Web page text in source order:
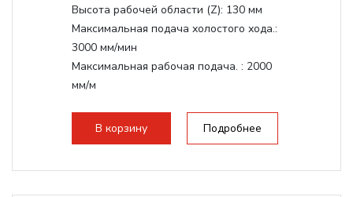
Высота рабочей области (Z): 130 мм
Максимальная подача холостого хода.:
3000 мм/мин
Максимальная рабочая подача. : 2000
мм/м
стандартно:Т-слот
Цанговый патрон:ER11
В корзину Подробнее